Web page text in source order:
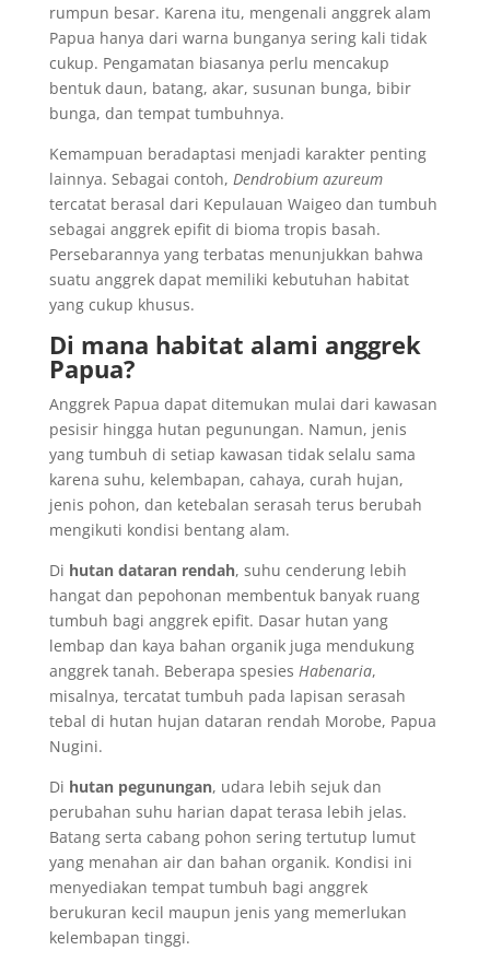
rumpun besar. Karena itu, mengenali anggrek alam
Papua hanya dari warna bunganya sering kali tidak
cukup. Pengamatan biasanya perlu mencakup
bentuk daun, batang, akar, susunan bunga, bibir
bunga, dan tempat tumbuhnya.
Kemampuan beradaptasi menjadi karakter penting
lainnya. Sebagai contoh, Dendrobium azureum
tercatat berasal dari Kepulauan Waigeo dan tumbuh
sebagai anggrek epifit di bioma tropis basah.
Persebarannya yang terbatas menunjukkan bahwa
suatu anggrek dapat memiliki kebutuhan habitat
yang cukup khusus.
Di mana habitat alami anggrek
Papua?
Anggrek Papua dapat ditemukan mulai dari kawasan
pesisir hingga hutan pegunungan. Namun, jenis
yang tumbuh di setiap kawasan tidak selalu sama
karena suhu, kelembapan, cahaya, curah hujan,
jenis pohon, dan ketebalan serasah terus berubah
mengikuti kondisi bentang alam.
Di hutan dataran rendah, suhu cenderung lebih
hangat dan pepohonan membentuk banyak ruang
tumbuh bagi anggrek epifit. Dasar hutan yang
lembap dan kaya bahan organik juga mendukung
anggrek tanah. Beberapa spesies Habenaria,
misalnya, tercatat tumbuh pada lapisan serasah
tebal di hutan hujan dataran rendah Morobe, Papua
Nugini.
Di hutan pegunungan, udara lebih sejuk dan
perubahan suhu harian dapat terasa lebih jelas.
Batang serta cabang pohon sering tertutup lumut
yang menahan air dan bahan organik. Kondisi ini
menyediakan tempat tumbuh bagi anggrek
berukuran kecil maupun jenis yang memerlukan
kelembapan tinggi.